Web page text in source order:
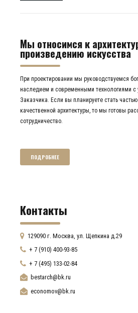
Мы относимся к
произведению искусства
При проектировании мы руководствуемся
наследием и современными технологиями с
Заказчика. Если вы планируете стать
качественной архитектуры, то мы готовы
сотрудничество.
ПОДРОБНЕЕ
Контакты
129090 г. Москва, ул. Щепкина д.29
+ 7 (910) 400-93-85
+ 7 (495) 133-02-84
bestarch@bk.ru
economov@bk.ru